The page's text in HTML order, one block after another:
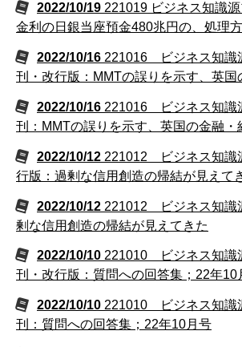
2022/10/19 221019 ビジネス知識
金利の日銀当座預金480兆円の、処理
2022/10/16 221016 ビジネス知識
刊・改行版：MMTの誤りを示す、英国
2022/10/16 221016 ビジネス知識
刊：MMTの誤りを示す、英国の金融・
2022/10/12 221012 ビジネス知識
行版：過剰な信用創造の帰結が見えて
2022/10/12 221012 ビジネス知識
剰な信用創造の帰結が見えてきた
2022/10/10 221010 ビジネス知識
刊・改行版：質問への回答集；22年10
2022/10/10 221010 ビジネス知識
刊：質問への回答集；22年10月号